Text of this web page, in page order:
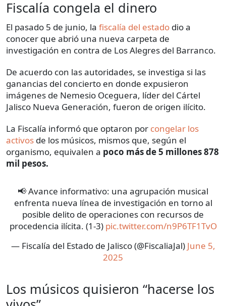
Fiscalía congela el dinero
El pasado 5 de junio, la fiscalía del estado dio a
conocer que abrió una nueva carpeta de
investigación en contra de Los Alegres del Barranco.
De acuerdo con las autoridades, se investiga si las
ganancias del concierto en donde expusieron
imágenes de Nemesio Oceguera, líder del Cártel
Jalisco Nueva Generación, fueron de origen ilícito.
La Fiscalía informó que optaron por congelar los
activos de los músicos, mismos que, según el
organismo, equivalen a poco más de 5 millones 878
mil pesos.
📢 Avance informativo: una agrupación musical
enfrenta nueva línea de investigación en torno al
posible delito de operaciones con recursos de
procedencia ilícita. (1-3) pic.twitter.com/n9P6TF1TvO
— Fiscalía del Estado de Jalisco (@FiscaliaJal) June 5,
2025
Los músicos quisieron “hacerse los